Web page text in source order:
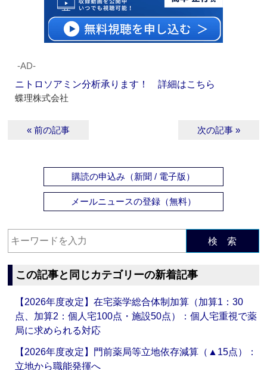
‐AD‐
ニトロソアミン分析承ります！ 詳細はこちら
蝶理株式会社
« 前の記事 次の記事 »
購読の申込み（新聞 / 電子版）
メールニュースの登録（無料）
検 索
この記事と同じカテゴリーの新着記事
【2026年度改定】在宅薬学総合体制加算（加算1：30
点、加算2：個人宅100点・施設50点）：個人宅重視で薬
局に求められる対応
【2026年度改定】門前薬局等立地依存減算（▲15点）：
立地から職能発揮へ